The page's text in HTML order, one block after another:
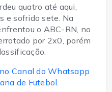
quatro até aqui,
e sofrido sete. Na
o ABC-RN, no
por 2x0, porém
Canal do Whatsapp
de Futebol.